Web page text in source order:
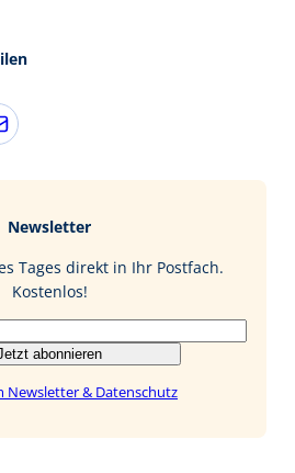
Newsletter
Tages direkt in Ihr Postfach.
Kostenlos!
abonnieren
Newsletter & Datenschutz